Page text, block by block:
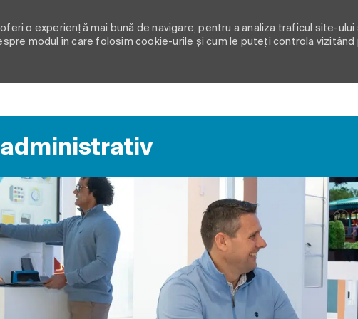
o experiență mai bună de navigare, pentru a analiza traficul site-ului
modul în care folosim cookie-urile și cum le puteți controla vizitând